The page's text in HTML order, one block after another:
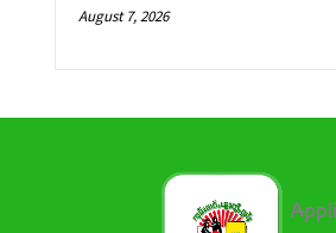
August 7, 2026